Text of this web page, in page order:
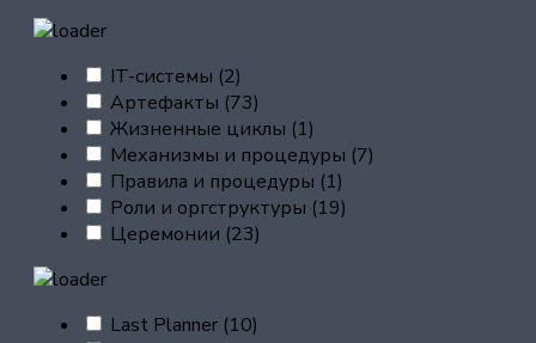
IT-системы (2)
Артефакты (73)
Жизненные циклы (1)
Механизмы и процедуры (7)
Правила и процедуры (1)
Роли и оргструктуры (19)
Церемонии (23)
Last Planner (10)